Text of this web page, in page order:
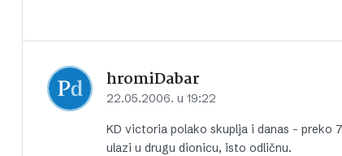
hromiDabar
22.05.2006. u 19:22
KD victoria polako skuplja i danas – preko
ulazi u drugu dionicu, isto odličnu.